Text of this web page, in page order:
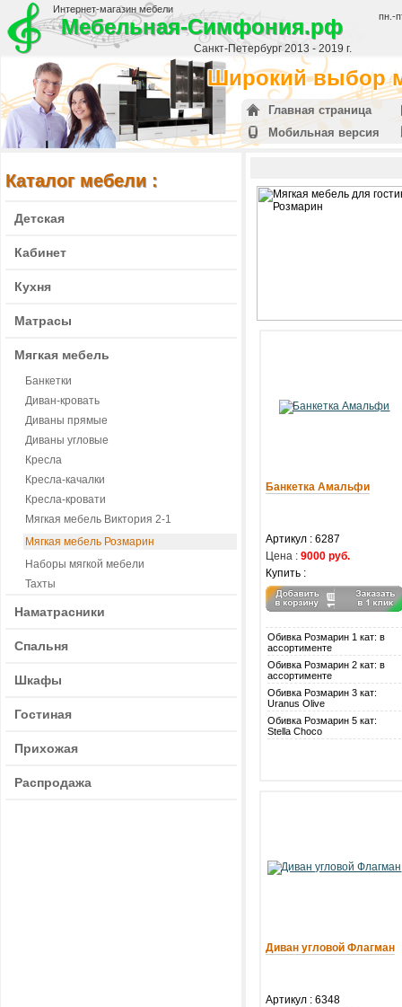
Интернет-магазин мебели
Мебельная-Симфония.рф
Санкт-Петербург 2013 - 2019 г.
пн.-
Широкий выбор
Главная страница
Мобильная версия
Каталог мебели :
Детская
Кабинет
Кухня
Матрасы
Мягкая мебель
Банкетки
Диван-кровать
Диваны прямые
Диваны угловые
Кресла
Кресла-качалки
Кресла-кровати
Мягкая мебель Виктория 2-1
Мягкая мебель Розмарин
Наборы мягкой мебели
Тахты
Наматрасники
Спальня
Шкафы
Гостиная
Прихожая
Распродажа
Банкетка Амальфи
Артикул : 6287
Цена : 9000 руб.
Купить :
Обивка Розмарин 1 кат: в
ассортименте
Обивка Розмарин 2 кат: в
ассортименте
Обивка Розмарин 3 кат:
Uranus Olive
Обивка Розмарин 5 кат:
Stella Choco
Диван угловой Флагман
Артикул : 6348